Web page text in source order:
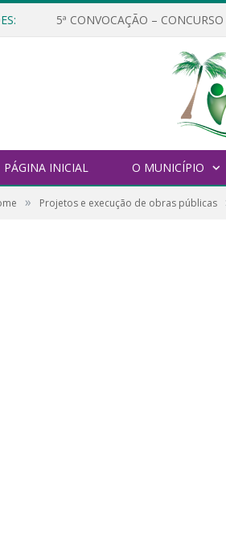
5ª CONVOCAÇÃO –
PÁGINA INICIAL O MUNICÍPIO
» Projetos e execução de obras públicas